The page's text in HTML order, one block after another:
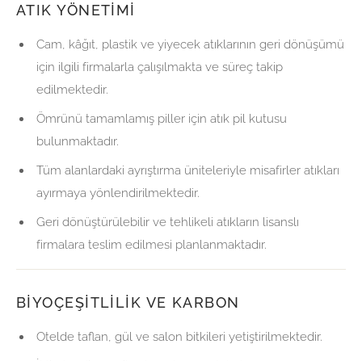
ATIK YÖNETIMI
Cam, kâğıt, plastik ve yiyecek atıklarının geri dönüşümü
için ilgili firmalarla çalışılmakta ve süreç takip
edilmektedir.
Ömrünü tamamlamış piller için atık pil kutusu
bulunmaktadır.
Tüm alanlardaki ayrıştırma üniteleriyle misafirler atıkları
ayırmaya yönlendirilmektedir.
Geri dönüştürülebilir ve tehlikeli atıkların lisanslı
firmalara teslim edilmesi planlanmaktadır.
BIYOÇEŞITLILIK VE KARBON
Otelde taflan, gül ve salon bitkileri yetiştirilmektedir.